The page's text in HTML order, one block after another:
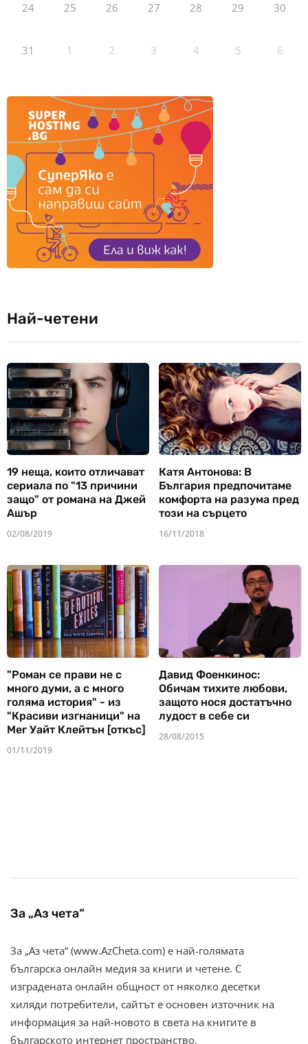
24 25 26 27 28 29 30
31 1 2 3 4 5 6
Най-четени
19 неща, които отличават
сериала по "13 причини
защо" от романа на Джей
Ашър
02/08/2019
Катя Антонова: В
България предпочитаме
комфорта на разума пред
този на сърцето
16/11/2018
"Роман се прави не с
много думи, а с много
голяма история" - из
"Красиви изгнаници" на
Мег Уайт Клейтън [откъс]
01/11/2019
Давид Фоенкинос:
Обичам тихите любови,
защото нося достатъчно
лудост в себе си
28/08/2015
За „Аз чета“
За „Аз чета“ (www.AzCheta.com) е най-голямата
българска онлайн медия за книги и четене. С
изградената онлайн общност от няколко десетки
хиляди потребители, сайтът е основен източник на
информация за най-новото в света на книгите в
българското интернет пространство.